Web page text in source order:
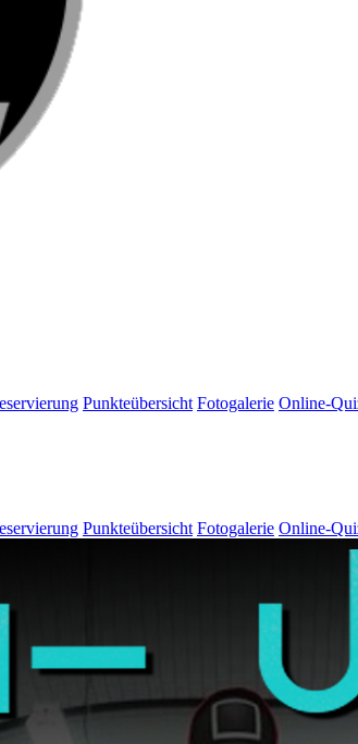
Punkteübersicht Fotogalerie Online-
Punkteübersicht Fotogalerie Online-